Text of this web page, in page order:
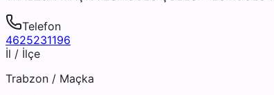
Telefon
4625231196
İl / İlçe
Trabzon / Maçka